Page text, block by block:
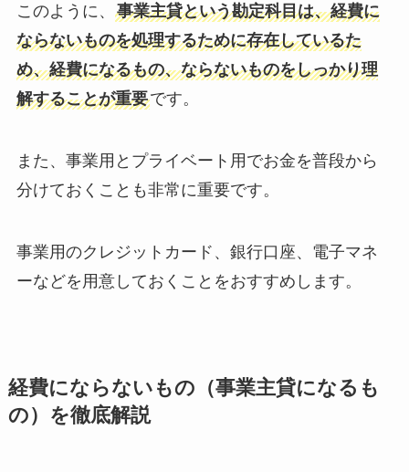
このように、 事業主貸という勘定科目は、経費に
ならないものを処理するために存在しているた
め、経費になるもの、ならないものをしっかり理
解することが重要です。
また、事業用とプライベート用でお金を普段から
分けておくことも非常に重要です。
事業用のクレジットカード、銀行口座、電子マネ
ーなどを用意しておくことをおすすめします。
経費にならないもの（事業主貸になるも
の）を徹底解説